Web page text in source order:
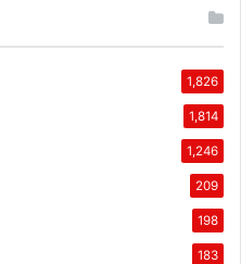
1,826
1,814
1,246
209
198
183